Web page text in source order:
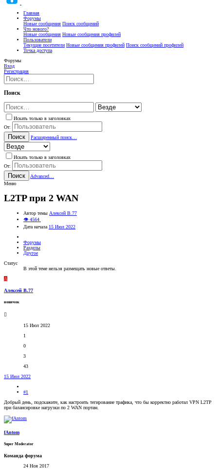
Главная
Форумы
Новые сообщения Поиск сообщений
Что нового?
Новые сообщения Новые сообщения профилей
Пользователи
Текущие посетители Новые сообщения профилей Поиск сообщений профилей
Точка доступа
Форумы
Вход
Регистрация
Поиск
Искать только в заголовках
От:
Поиск Расширенный поиск…
Искать только в заголовках
От:
Поиск
Advanced…
Меню
L2TP при 2 WAN
Автор темы Алексей В.77
👁 4564
Дата начала 15 Июл 2022
Форумы
Разделы
Другое
Статус
В этой теме нельзя размещать новые ответы.
А
Алексей В.77
новичок
15 Июл 2022
1
0
3
43
15 Июл 2022
#1
Добрый день, подскажите, как настроить тегирование трафика, что бы корректно работал VPN L2TP
при балансировке нагрузки по 2 WAN портам.
fAntom
Super Moderator
Команда форума
24 Ноя 2017